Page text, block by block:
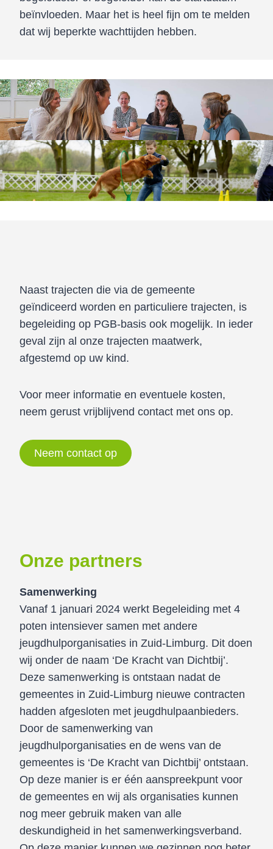
beïnvloeden. Maar het is heel fijn om te melden
dat wij beperkte wachttijden hebben.
Naast trajecten die via de gemeente
geïndiceerd worden en particuliere trajecten, is
begeleiding op PGB-basis ook mogelijk. In ieder
geval zijn al onze trajecten maatwerk,
afgestemd op uw kind.
Voor meer informatie en eventuele kosten,
neem gerust vrijblijvend contact met ons op.
Neem contact op
Onze partners
Samenwerking
Vanaf 1 januari 2024 werkt Begeleiding met 4
poten intensiever samen met andere
jeugdhulporganisaties in Zuid-Limburg. Dit doen
wij onder de naam ‘De Kracht van Dichtbij’.
Deze samenwerking is ontstaan nadat de
gemeentes in Zuid-Limburg nieuwe contracten
hadden afgesloten met jeugdhulpaanbieders.
Door de samenwerking van
jeugdhulporganisaties en de wens van de
gemeentes is ‘De Kracht van Dichtbij’ ontstaan.
Op deze manier is er één aanspreekpunt voor
de gemeentes en wij als organisaties kunnen
nog meer gebruik maken van alle
deskundigheid in het samenwerkingsverband.